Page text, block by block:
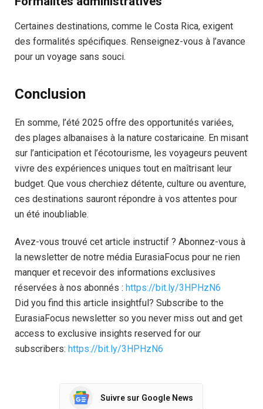
Certaines destinations, comme le Costa Rica, exigent
des formalités spécifiques. Renseignez-vous à l’avance
pour un voyage sans souci.
Conclusion
En somme, l’été 2025 offre des opportunités variées,
des plages albanaises à la nature costaricaine. En misant
sur l’anticipation et l’écotourisme, les voyageurs peuvent
vivre des expériences uniques tout en maîtrisant leur
budget. Que vous cherchiez détente, culture ou aventure,
ces destinations sauront répondre à vos attentes pour
un été inoubliable.
Avez-vous trouvé cet article instructif ? Abonnez-vous à
la newsletter de notre média EurasiaFocus pour ne rien
manquer et recevoir des informations exclusives
réservées à nos abonnés : https://bit.ly/3HPHzN6
Did you find this article insightful? Subscribe to the
EurasiaFocus newsletter so you never miss out and get
access to exclusive insights reserved for our
subscribers: https://bit.ly/3HPHzN6
Suivre sur Google News